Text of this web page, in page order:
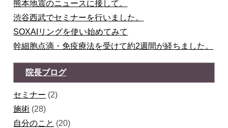
熊本地震のニュースに接して。
渋谷西武でセミナーを行いました。
SOXAIリングを使い始めてみて
幹細胞点滴・免疫療法を受けて約2週間が経ちました。
院長ブログ
セミナー (2)
施術 (28)
自分のこと (20)